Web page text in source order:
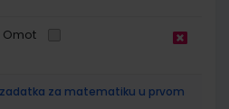
Omot
zadatka za matematiku u prvom